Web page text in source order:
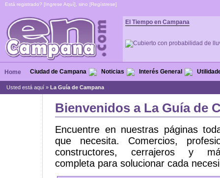
Está registrado? [Ingrese Aquí], sino [Regístrese]
El Tiempo en Campana
Home Ciudad de Campana Noticias Interés General
Usted está aquí » La Guía de Campana
Bienvenidos a La Guía de
Encuentre en nuestras páginas
que necesita. Comercios,
constructores, cerrajeros y
completa para solucionar cada